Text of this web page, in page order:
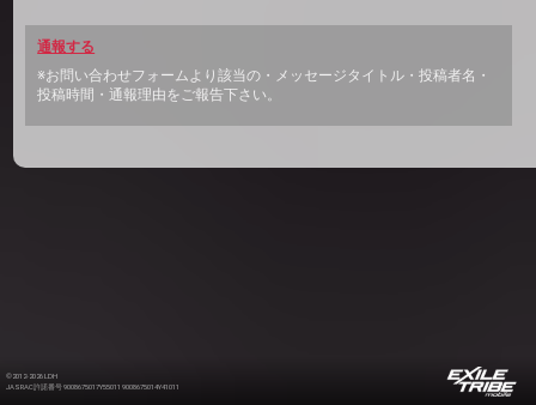
通報する
※お問い合わせフォームより該当の・メッセージタイトル・投稿者名・
投稿時間・通報理由をご報告下さい。
©2012-2026 LDH
JASRAC許諾番号 9008675017Y55011 9008675014Y41011